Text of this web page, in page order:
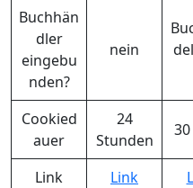
Buchhän
dler
eingebu
nden?
nein
Cookied
auer
24
Stunden
Link
Link